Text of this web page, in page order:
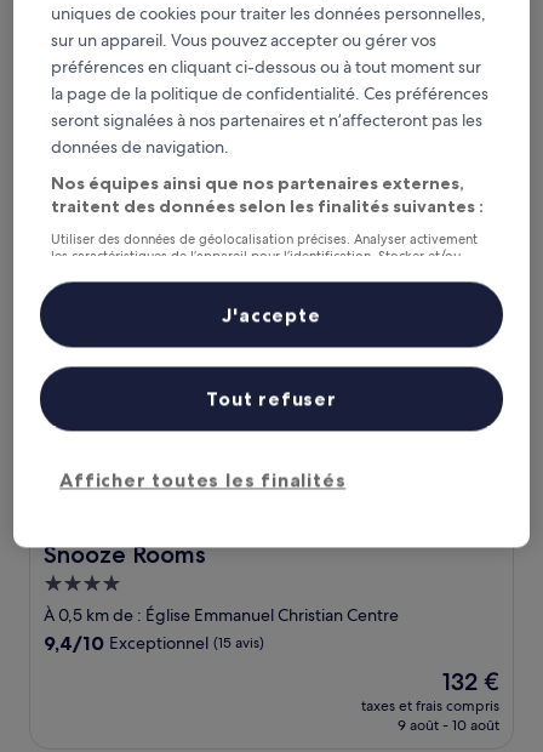
Gwesty Links Hotel
Gwesty Links Hotel
Hébergement
4.0 étoiles
À 1,1 km de : Église Emmanuel Christian Centre
9.4
sur
10,
Exceptionnel,
(686 avis)
9,4/10 Exceptionnel (686 avis)
nouveau
prix
de
taxes et frais compris
6 sept. - 7 sept.
Snooze Rooms
Snooze Rooms
Hébergement
4.0 étoiles
À 0,5 km de : Église Emmanuel Christian Centre
9.4
9,4/10 Exceptionnel (15 avis)
Le
nouveau
prix
132 €
taxes et frais compris
9 août - 10 août
Snooze Rooms
uniques de cookies pour traiter les données personnelles,
sur un appareil. Vous pouvez accepter ou gérer vos
préférences en cliquant ci-dessous ou à tout moment sur
la page de la politique de confidentialité. Ces préférences
seront signalées à nos partenaires et n’affecteront pas les
données de navigation.
Nos équipes ainsi que nos partenaires externes,
traitent des données selon les finalités suivantes :
Utiliser des données de géolocalisation précises. Analyser activement
les caractéristiques de l’appareil pour l’identification. Stocker et/ou
personnalisés, mesure de performance des publicités et du contenu,
études d’audience et développement de services.
Liste de nos partenaires (fournisseurs)
Afficher toutes les finalités
Tout refuser
J'accepte